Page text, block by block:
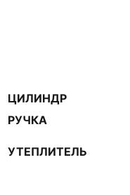
ЦИЛИНДР
РУЧКА
УТЕПЛИТЕЛЬ